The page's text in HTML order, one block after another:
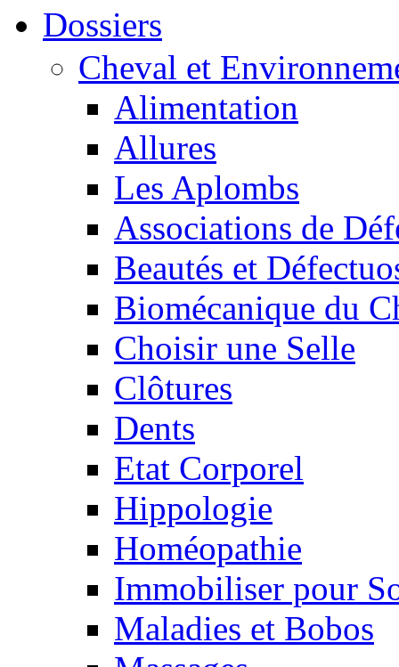
Dossiers
Cheval et
Alimentation
Allures
Les Aplombs
Associations de
Beautés et
Biomécanique du
Choisir une Selle
Clôtures
Dents
Etat Corporel
Hippologie
Homéopathie
Immobiliser pour
Maladies et Bobos